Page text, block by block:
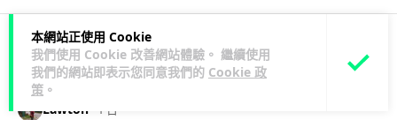
本網站正使用 Cookie
我們使用 Cookie 改善網站體驗。 繼續使用
我們的網站即表示您同意我們的 Cookie 政
策 。
人工智能
Lawton 1 日